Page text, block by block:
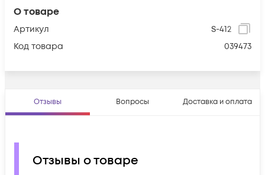
О товаре
Артикул
S-412
Код товара
039473
Отзывы Вопросы Доставка и оплата
Отзывы о товаре